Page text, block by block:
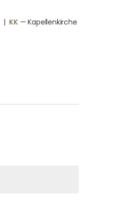
| KK — Kapellenkirche